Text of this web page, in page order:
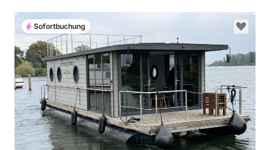
Sofortbuchung